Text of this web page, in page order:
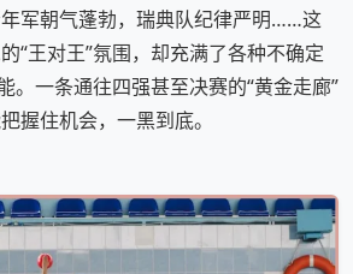
军朝气蓬勃，瑞典队纪律严明……这
“王对王”氛围，却充满了各种不确定
。一条通往四强甚至决赛的“黄金走廊”
握住机会，一黑到底。